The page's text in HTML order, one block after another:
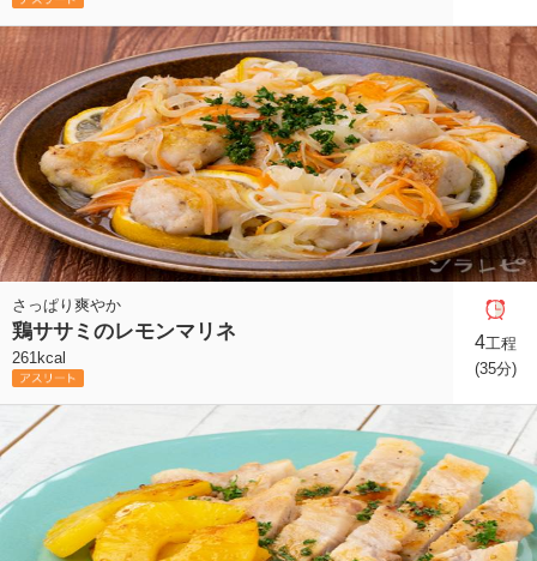
さっぱり爽やか
鶏ササミのレモンマリネ
261kcal
4工程
(35分)